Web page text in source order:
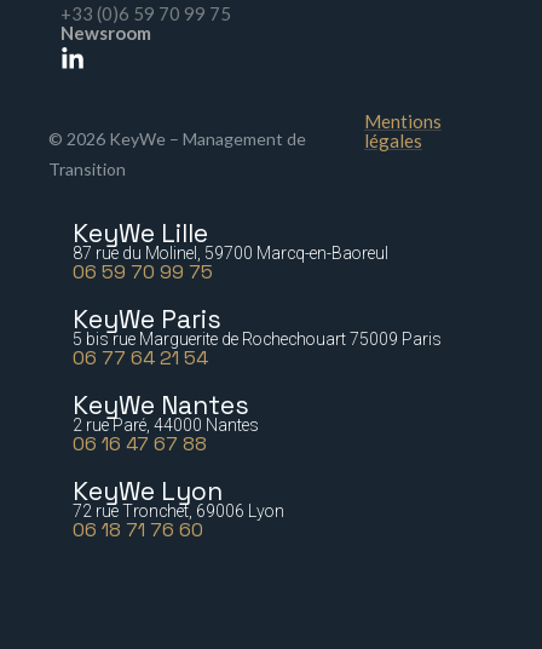
+33 (0)6 59 70 99 75
Newsroom
© 2026 KeyWe – Management de
Transition
Mentions
légales
KeyWe Lille
87 rue du Molinel, 59700 Marcq-en-Baoreul
06 59 70 99 75
KeyWe Paris
5 bis rue Marguerite de Rochechouart 75009 Paris
06 77 64 21 54
KeyWe Nantes
2 rue Paré, 44000 Nantes
06 16 47 67 88
KeyWe Lyon
72 rue Tronchet, 69006 Lyon
06 18 71 76 60